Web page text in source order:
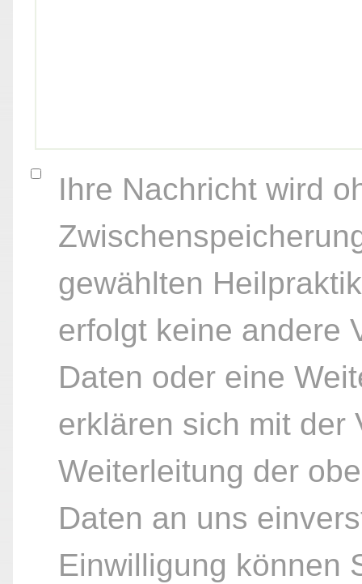
Ihre Nachricht wird
gewählten
erfolgt keine andere
Daten oder eine
erklären sich mit der
Weiterleitung der
Daten an uns
Einwilligung können